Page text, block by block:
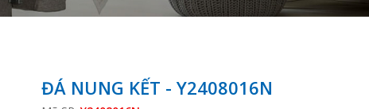
ĐÁ NUNG KẾT - Y2408016N